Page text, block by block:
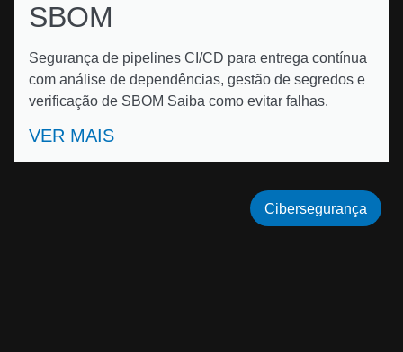
SBOM
Segurança de pipelines CI/CD para entrega contínua
com análise de dependências, gestão de segredos e
verificação de SBOM Saiba como evitar falhas.
VER MAIS
Cibersegurança